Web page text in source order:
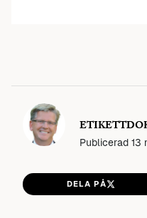
Publicerad 13
DELA PÅ